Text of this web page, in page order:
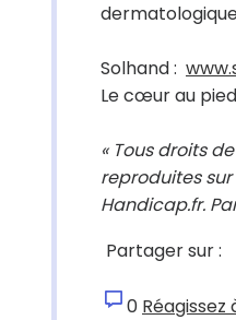
Solhand :
Le cœur au
« Tous droits
reproduites
Handicap.fr.
Partager sur :
0